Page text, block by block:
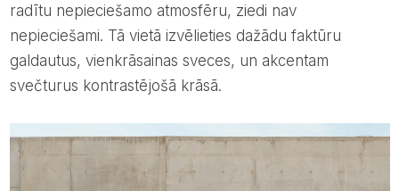
radītu nepieciešamo atmosfēru, ziedi nav
nepieciešami. Tā vietā izvēlieties dažādu faktūru
galdautus, vienkrāsainas sveces, un akcentam
svečturus kontrastējošā krāsā.